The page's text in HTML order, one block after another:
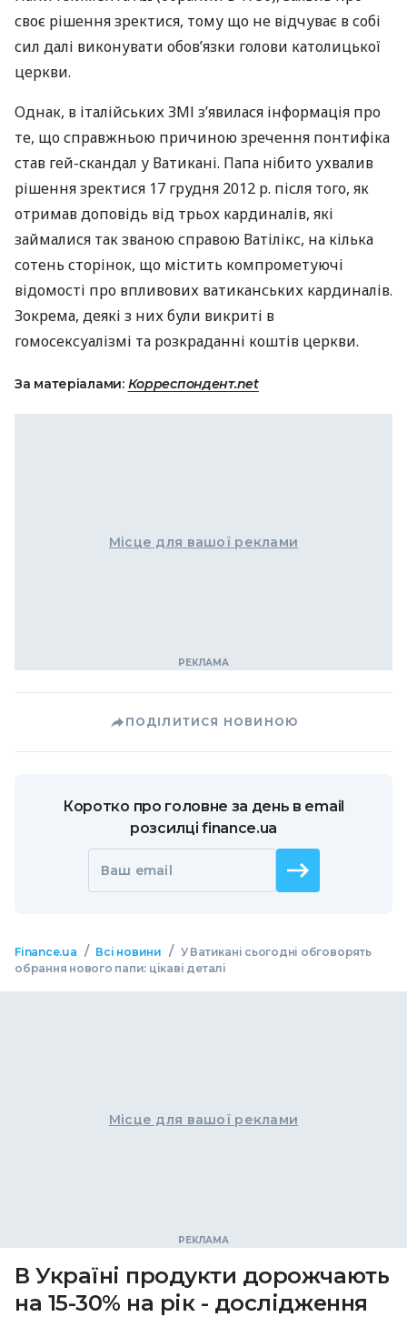
своє рішення зректися, тому що не відчуває в собі
сил далі виконувати обов’язки голови католицької
церкви.
Однак, в італійськихЗМІ з’явилася інформація про
те, що справжньою причиною зречення понтифіка
став гей-скандал у Ватикані. Папа нібито ухвалив
рішення зректися 17 грудня 2012 р. після того, як
отримав доповідь від трьох кардиналів, які
займалися так званою справою Ватілікс, на кілька
сотень сторінок, що містить компрометуючі
відомості про впливових ватиканських кардиналів.
Зокрема, деякі з них були викриті в
гомосексуалізмі та розкраданні коштів церкви.
За матеріалами: Корреспондент.net
Місце для вашої реклами
ПОДІЛИТИСЯ НОВИНОЮ
Коротко про головне за день в email
розсилці finance.ua
Ваш email
Finance.ua / Всі новини / У Ватикані сьогодні обговорять
обрання нового папи: цікаві деталі
Місце для вашої реклами
В Україні продукти дорожчають
на 15-30% на рік - дослідження